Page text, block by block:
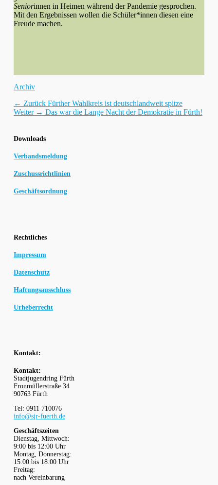
Seniorinnen in Heimen während der Pandemie gesprochen.
Mit den Ergebnissen wollen die Schüler*innen diesen eine
Freude machen.
Kategorien
Archiv
Beitragsnavigation
← Zurück Vorhergehender
Beitrag:
Fürther Wahlkreis ist deutschlandweit spitze
Weiter → Nächster
Das war die Lange Nacht der Demokratie in Fürth!
Downloads
Verbandsmeldung
Zuschussrichtlinien
Geschäftsordnung
Rechtliches
Impressum
Datenschutz
Haftungsausschluss
Urheberrecht
Kontakt:
Kontakt:
Stadtjugendring Fürth
Fronmüllerstraße 34
90763 Fürth
Tel: 0911 710076
info@sjr-fuerth.de
Geschäftszeiten
Dienstag, Mittwoch:
9:00 bis 12:00 Uhr
Montag, Donnerstag:
15:00 bis 18:00 Uhr
Freitag:
nach Vereinbarung